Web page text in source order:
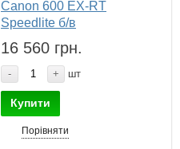
Canon 600 EX-RT
Speedlite б/в
16 560 грн.
- + шт
Купити
Порівняти